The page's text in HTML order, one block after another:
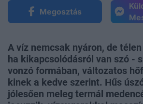
Megosztás
A víz nemcsak nyáron, de
ha kikapcsolódásról van szó -
vonzó formában, változatos
kinek a kedve szerint. Hűs
jólesően meleg termál